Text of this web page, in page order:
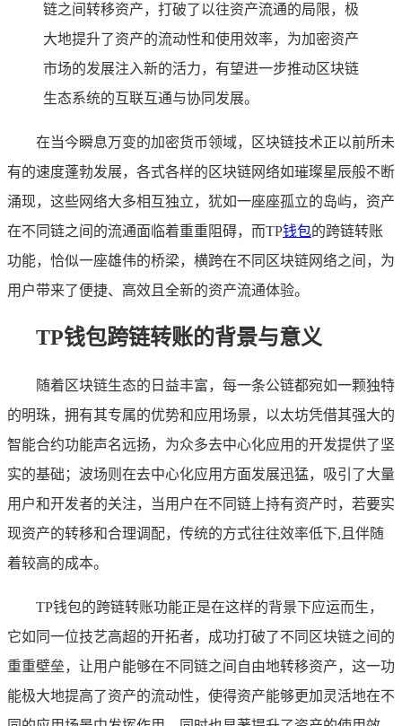
链之间转移资产，打破了以往资产流通的局限，极
大地提升了资产的流动性和使用效率，为加密资产
市场的发展注入新的活力，有望进一步推动区块链
生态系统的互联互通与协同发展。
在当今瞬息万变的加密货币领域，区块链技术正以前所未
有的速度蓬勃发展，各式各样的区块链网络如璀璨星辰般不断
涌现，这些网络大多相互独立，犹如一座座孤立的岛屿，资产
在不同链之间的流通面临着重重阻碍，而TP钱包的跨链转账
功能，恰似一座雄伟的桥梁，横跨在不同区块链网络之间，为
用户带来了便捷、高效且全新的资产流通体验。
TP钱包跨链转账的背景与意义
随着区块链生态的日益丰富，每一条公链都宛如一颗独特
的明珠，拥有其专属的优势和应用场景，以太坊凭借其强大的
智能合约功能声名远扬，为众多去中心化应用的开发提供了坚
实的基础；波场则在去中心化应用方面发展迅猛，吸引了大量
用户和开发者的关注，当用户在不同链上持有资产时，若要实
现资产的转移和合理调配，传统的方式往往效率低下,且伴随
着较高的成本。
TP钱包的跨链转账功能正是在这样的背景下应运而生，
它如同一位技艺高超的开拓者，成功打破了不同区块链之间的
重重壁垒，让用户能够在不同链之间自由地转移资产，这一功
能极大地提高了资产的流动性，使得资产能够更加灵活地在不